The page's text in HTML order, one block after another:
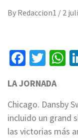
By Redaccion1 / 2
LA JORNADA
Chicago. Dansby
incluido un grand
las victorias más